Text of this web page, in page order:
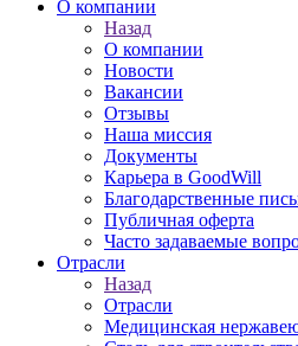
О компании
Назад
О компании
Новости
Вакансии
Отзывы
Наша миссия
Документы
Карьера в GoodWill
Благодарственные
Публичная оферта
Часто задаваемые
Отрасли
Назад
Отрасли
Медицинcкая